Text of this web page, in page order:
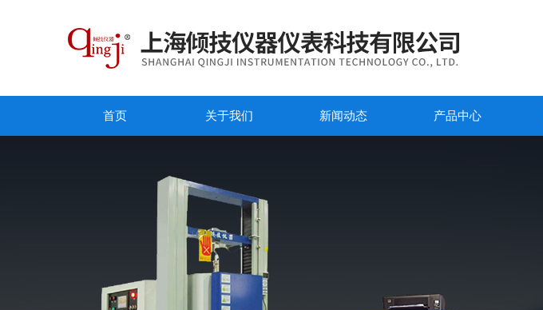
首页 关于我们 新闻动态 产品中心